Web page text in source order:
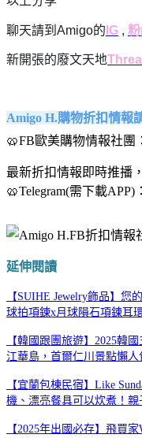
聊天請到Amigo的 IG ,
新開張的廢文天地
Amigo H.購物折扣情報
🥨FB歐美購物情報社團
最新折扣情報即時推播
🥨Telegram(需下載APP)：
延伸閱讀
【SUIHE Jewelry飾品】
球拍項鍊x月球隕石項鍊耳
【韓國跟團旅遊】2025韓
江華島，首爾仁川景點懶
【宜蘭包棟民宿】Like
機、漂亮餐具可以炊煮！親
【2025年出國必存】飛買